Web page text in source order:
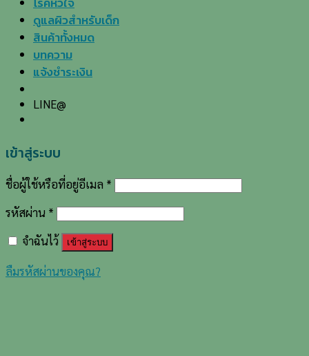
ดูแลผิวสำหรับเด็ก
สินค้าทั้งหมด
บทความ
แจ้งชำระเงิน
LINE@
เข้าสู่ระบบ
ชื่อผู้ใช้หรือที่อยู่อีเมล *
รหัสผ่าน *
จำฉันไว้
เข้าสู่ระบบ
ลืมรหัสผ่านของคุณ?